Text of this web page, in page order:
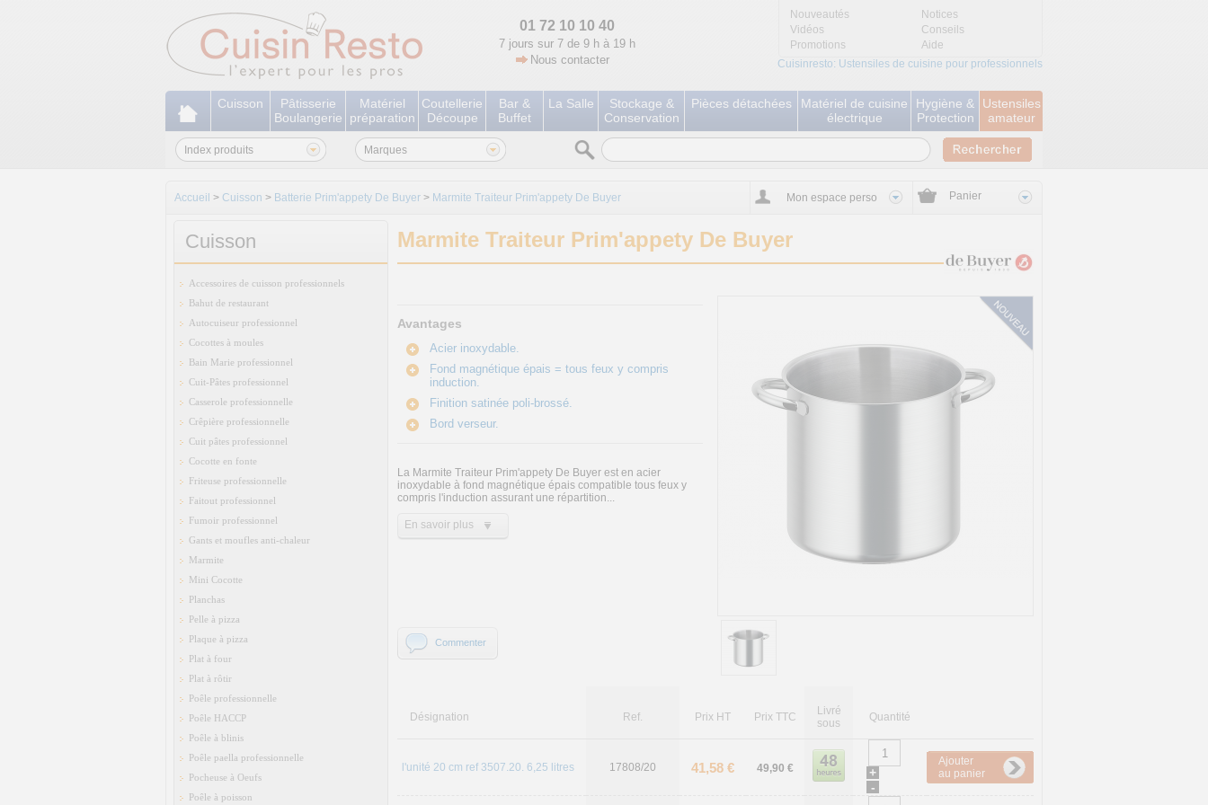
01 72 10 10 40
7 jours sur 7 de 9 h à 19 h
Nous contacter
Nouveautés
Notices
Vidéos
Conseils
Promotions
Aide
Cuisinresto: Ustensiles de cuisine pour professionnels
Cuisson
Pâtisserie
Boulangerie
Matériel
préparation
Coutellerie
Découpe
Bar &
Buffet
La Salle
Stockage &
Conservation
Pièces détachées
Matériel de cuisine
électrique
Hygiène &
Protection
Ustensiles
amateur
Marques
Index produits
Accueil > Cuisson > Batterie Prim'appety De Buyer > Marmite Traiteur Prim'appety De Buyer Mon espace perso Panier
Cuisson
Accessoires de cuisson professionnels
Bahut de restaurant
Autocuiseur professionnel
Cocottes à moules
Bain Marie professionnel
Cuit-Pâtes professionnel
Casserole professionnelle
Crêpière professionnelle
Cuit pâtes professionnel
Cocotte en fonte
Friteuse professionnelle
Faitout professionnel
Fumoir professionnel
Gants et moufles anti-chaleur
Marmite
Mini Cocotte
Planchas
Pelle à pizza
Plaque à pizza
Plat à four
Plat à rôtir
Poêle professionnelle
Poêle HACCP
Poêle à blinis
Poêle paella professionnelle
Pocheuse à Oeufs
Poêle à poisson
Marmite Traiteur Prim'appety De Buyer
Avantages
Acier inoxydable.
Fond magnétique épais = tous feux y compris
induction.
Finition satinée poli-brossé.
Bord verseur.
La Marmite Traiteur Prim'appety De Buyer est en acier
inoxydable à fond magnétique épais compatible tous feux y
compris l'induction assurant une répartition...
En savoir plus
Commenter
Désignation Ref. Prix HT Prix TTC
Livré
sous
Quantité
l'unité 20 cm ref 3507.20. 6,25 litres 17808/20 41,58 € 49,90 €
+
-
Ajouter
au panier